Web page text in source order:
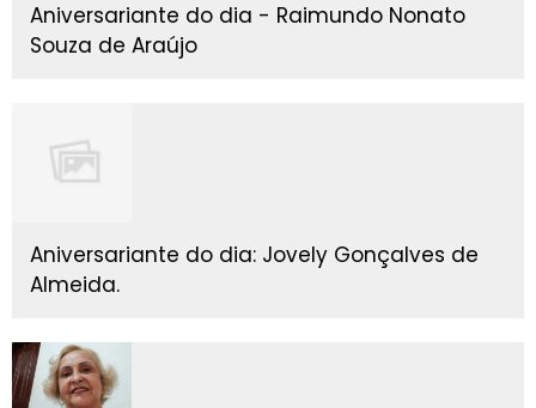
Aniversariante do dia - Raimundo Nonato
Souza de Araújo
Aniversariante do dia: Jovely Gonçalves de
Almeida.